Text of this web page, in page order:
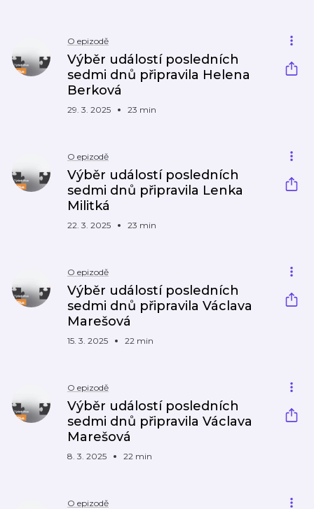
O epizodě
Výběr událostí posledních
sedmi dnů připravila Helena
Berková
29. 3. 2025 23 min
O epizodě
Výběr událostí posledních
sedmi dnů připravila Lenka
Militká
22. 3. 2025 23 min
O epizodě
Výběr událostí posledních
sedmi dnů připravila Václava
Marešová
15. 3. 2025 22 min
O epizodě
Výběr událostí posledních
sedmi dnů připravila Václava
Marešová
8. 3. 2025 22 min
O epizodě